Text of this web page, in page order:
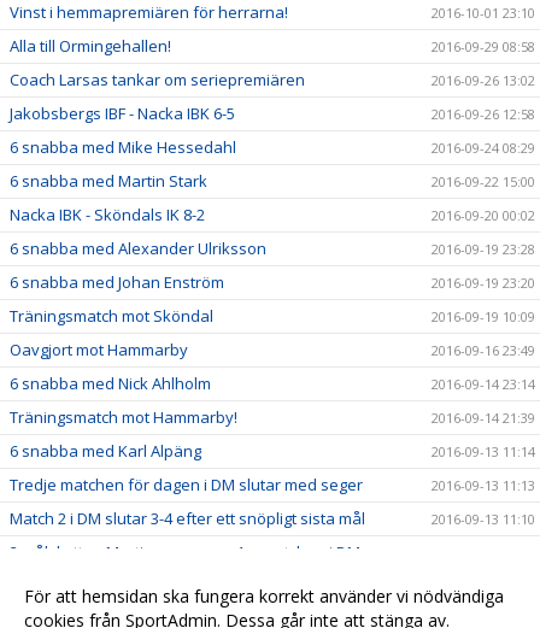
Vinst i hemmapremiären för herrarna! 2016-10-01 23:10
Alla till Ormingehallen! 2016-09-29 08:58
Coach Larsas tankar om seriepremiären 2016-09-26 13:02
Jakobsbergs IBF - Nacka IBK 6-5 2016-09-26 12:58
6 snabba med Mike Hessedahl 2016-09-24 08:29
6 snabba med Martin Stark 2016-09-22 15:00
Nacka IBK - Sköndals IK 8-2 2016-09-20 00:02
6 snabba med Alexander Ulriksson 2016-09-19 23:28
6 snabba med Johan Enström 2016-09-19 23:20
Träningsmatch mot Sköndal 2016-09-19 10:09
Oavgjort mot Hammarby 2016-09-16 23:49
6 snabba med Nick Ahlholm 2016-09-14 23:14
Träningsmatch mot Hammarby! 2016-09-14 21:39
6 snabba med Karl Alpäng 2016-09-13 11:14
Tredje matchen för dagen i DM slutar med seger 2016-09-13 11:13
Match 2 i DM slutar 3-4 efter ett snöpligt sista mål 2016-09-13 11:10
2 målskytten Martin summerar 1:a matchen i DM
Phille stämplar ut från Camp Gimo 2016-09-13 11:06
Lördagens andra halvlek summeras av Wille 2016-09-13 11:04
För att hemsidan ska fungera korrekt använder vi nödvändiga
cookies från SportAdmin. Dessa går inte att stänga av.